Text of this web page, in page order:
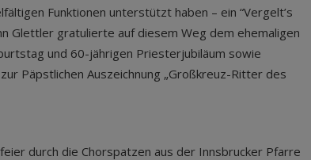
Funktionen unterstützt haben – ein “Vergelt’s
Glettler gratulierte auf diesem Weg dem ehemaligen
und 60-jährigen Priesterjubiläum sowie
Päpstlichen Auszeichnung „Großkreuz-Ritter des
durch die Chorspatzen aus der Innsbrucker Pfarre